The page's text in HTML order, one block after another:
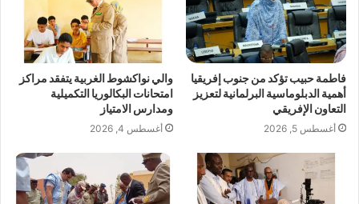
فاطمة حبيب تؤكد من جنوب إفريقيا
أهمية الدبلوماسية البرلمانية لتعزيز
التعاون الإفريقي
أغسطس 5, 2026
والي نواكشوط الغربية يتفقد مراكز
امتحانات البكالوريا التكميلية
ومدارس الامتياز
أغسطس 4, 2026